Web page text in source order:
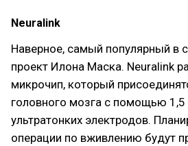
Neuralink
Наверное, самый популярный в
проект Илона Маска. Neuralink
микрочип, который
головного мозга с помощью 1,5
ультратонких электродов.
операции по вживлению будут